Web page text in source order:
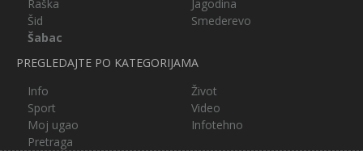
Raška
Jagodina
Šid
Smederevo
Šabac
PREGLEDAJTE PO KATEGORIJAMA
Info
Život
Sport
Video
Moj ugao
Infotehno
Pretraga